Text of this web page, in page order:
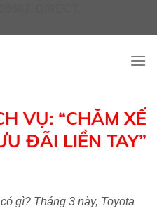
VỤ: “CHĂM XẾ
ĐÃI LIỀN TAY”
gì? Tháng 3 này, Toyota